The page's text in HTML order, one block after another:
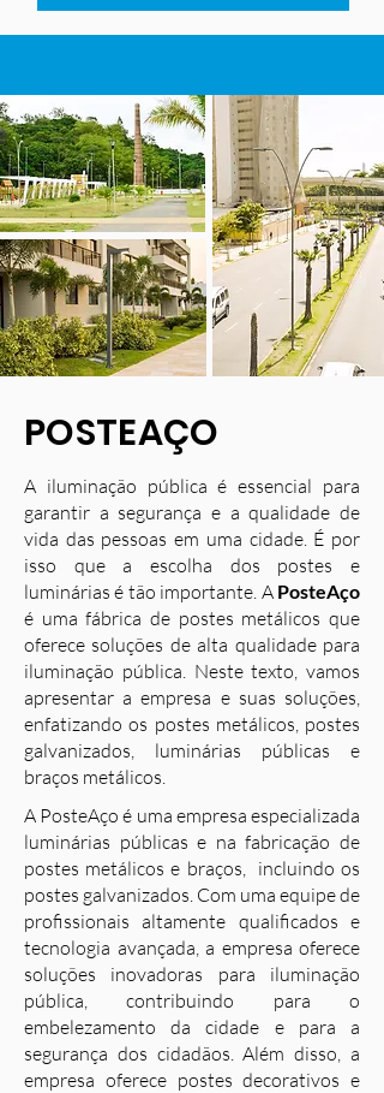
POSTEAÇO
A iluminação pública é essencial para
garantir a segurança e a qualidade de
vida das pessoas em uma cidade. É por
isso que a escolha dos postes e
luminárias é tão importante. A PosteAço
é uma fábrica de postes metálicos que
oferece soluções de alta qualidade para
iluminação pública. Neste texto, vamos
apresentar a empresa e suas soluções,
enfatizando os postes metálicos, postes
galvanizados, luminárias públicas e
braços metálicos.
A PosteAço é uma empresa especializada
luminárias públicas e na fabricação de
postes metálicos e braços, incluindo os
postes galvanizados. Com uma equipe de
profissionais altamente qualificados e
tecnologia avançada, a empresa oferece
soluções inovadoras para iluminação
pública, contribuindo para o
embelezamento da cidade e para a
segurança dos cidadãos. Além disso, a
empresa oferece postes decorativos e